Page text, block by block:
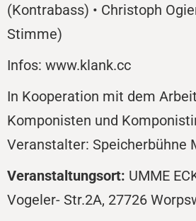
(Kontrabass) • Christoph
Stimme)
Infos: www.klank.cc
In Kooperation mit dem
Komponisten und
Veranstalter: Speicherbühne
Veranstaltungsort: UMME
Vogeler- Str.2A, 27726